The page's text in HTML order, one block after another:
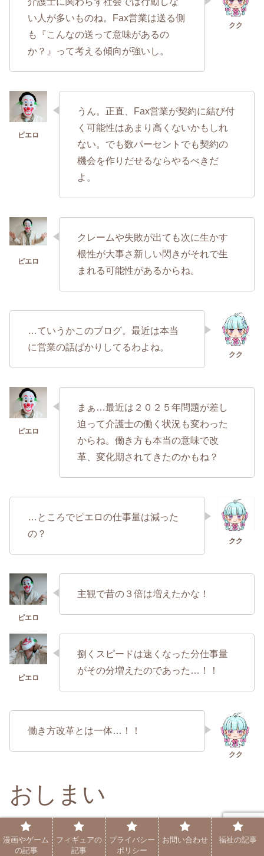
い人が多いものね。Fax営業は送る側
も『こんなの送って意味があるの
か？』って考える傾向が強いし。
うん。正直、Fax営業が契約に結び付
く可能性はあまり高くないかもしれ
ない。でも数パーセントでも契約の
機会を作りだせるならやるべきだ
よ。
クレームや失敗が出ても次に生かす
根性が大事さ新しい閃きがそれで生
まれる可能性があるからね。
…ていうかこのブログ。最近は本当
に営業の話ばかりしてるわよね。
まぁ…最近は２０２５年問題が差し
迫って介護士の働く状況も変わった
からね。働き方も本当の意味で改
革、変化期されてきたのかもね？
…ところでピエロの仕事量は減った
の？
主観で昔の３倍は増えたかな！
捌くスピードは速くなった分仕事量
がその分増えたのであった…！！
働き方改革とは一体…！！
おしまい
漫画やゲーム
の記事
フィギュアの
記事
プライバシー
ポリシー
お問い合わせ 福祉の記事